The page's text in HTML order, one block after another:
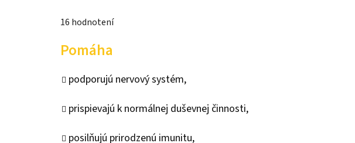
produktu
4,6
z
16 hodnotení
Pomáha
podporujú nervový systém,
prispievajú k normálnej duševnej činnosti,
posilňujú prirodzenú imunitu,